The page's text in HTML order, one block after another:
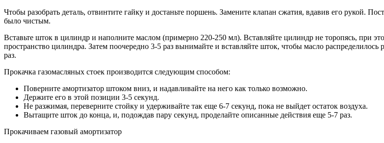
Чтобы разобрать деталь, отвинтите гайку и достаньте поршень. Замените клапан сжатия, вдавив его рукой.
было чистым.
Вставьте шток в цилиндр и наполните маслом (примерно 220-250 мл). Вставляйте цилиндр не торопясь, при
пространство цилиндра. Затем поочередно 3-5 раз вынимайте и вставляйте шток, чтобы масло распределилось
раз.
Прокачка газомасляных стоек производится следующим способом:
Поверните амортизатор штоком вниз, и надавливайте на него как только возможно.
Держите его в этой позиции 3-5 секунд.
Не разжимая, переверните стойку и удерживайте так еще 6-7 секунд, пока не выйдет остаток воздуха.
Вытащите шток до конца, и, подождав пару секунд, проделайте описанные действия еще 5-7 раз.
Прокачиваем газовый амортизатор